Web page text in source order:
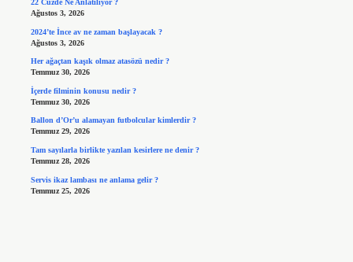
22 Cüzde Ne Anlatılıyor ?
Ağustos 3, 2026
2024’te İnce av ne zaman başlayacak ?
Ağustos 3, 2026
Her ağaçtan kaşık olmaz atasözü nedir ?
Temmuz 30, 2026
İçerde filminin konusu nedir ?
Temmuz 30, 2026
Ballon d’Or’u alamayan futbolcular kimlerdir ?
Temmuz 29, 2026
Tam sayılarla birlikte yazılan kesirlere ne denir ?
Temmuz 28, 2026
Servis ikaz lambası ne anlama gelir ?
Temmuz 25, 2026